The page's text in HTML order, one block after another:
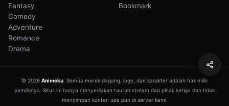
Fantasy
Comedy
Adventure
Romance
Drama
Bookmark
© 2026 Animeku . Semua merek dagang, logo, dan karakter adalah hak milik
pemiliknya. Situs ini hanya menyediakan tautan stream dari pihak ketiga dan tidak
menyimpan konten apa pun di server kami.